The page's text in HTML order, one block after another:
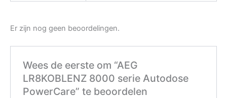
Er zijn nog geen beoordelingen.
Wees de eerste om “AEG
LR8KOBLENZ 8000 serie Autodose
PowerCare” te beoordelen